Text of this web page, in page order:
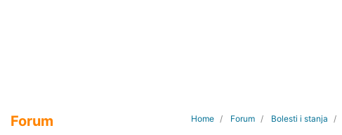
Forum Home Forum Bolesti i stanja